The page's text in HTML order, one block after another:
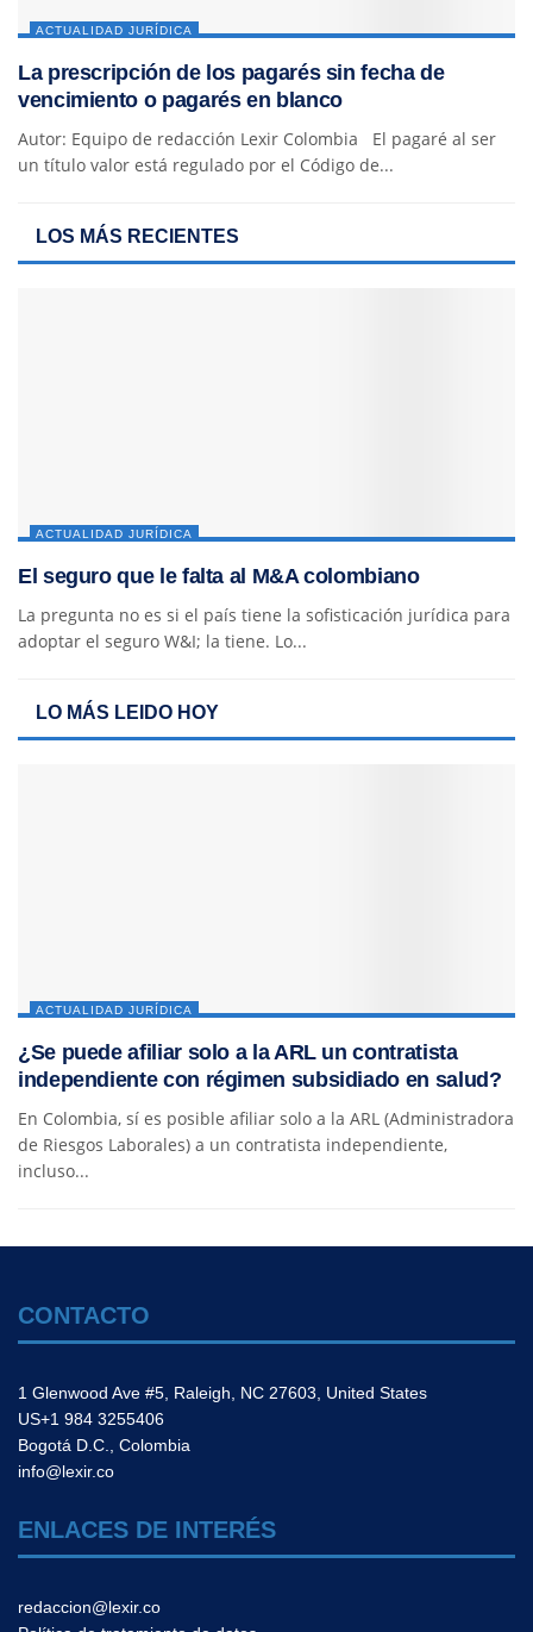
ACTUALIDAD JURÍDICA
La prescripción de los pagarés sin fecha de
vencimiento o pagarés en blanco
Autor: Equipo de redacción Lexir Colombia El pagaré al ser
un título valor está regulado por el Código de...
LOS MÁS RECIENTES
ACTUALIDAD JURÍDICA
El seguro que le falta al M&A colombiano
La pregunta no es si el país tiene la sofisticación jurídica para
adoptar el seguro W&I; la tiene. Lo...
LO MÁS LEIDO HOY
ACTUALIDAD JURÍDICA
¿Se puede afiliar solo a la ARL un contratista
independiente con régimen subsidiado en salud?
En Colombia, sí es posible afiliar solo a la ARL (Administradora
de Riesgos Laborales) a un contratista independiente,
incluso...
CONTACTO
1 Glenwood Ave #5, Raleigh, NC 27603, United States
US+1 984 3255406
Bogotá D.C., Colombia
info@lexir.co
ENLACES DE INTERÉS
redaccion@lexir.co